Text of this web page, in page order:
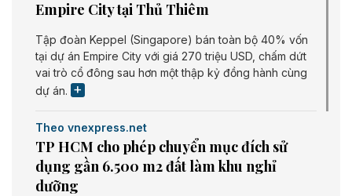
Empire City tại Thủ Thiêm
Tập đoàn Keppel (Singapore) bán toàn bộ 40% vốn
tại dự án Empire City với giá 270 triệu USD, chấm dứt
vai trò cổ đông sau hơn một thập kỷ đồng hành cùng
dự án.
Theo vnexpress.net
TP HCM cho phép chuyển mục đích sử
dụng gần 6.500 m2 đất làm khu nghỉ
dưỡng